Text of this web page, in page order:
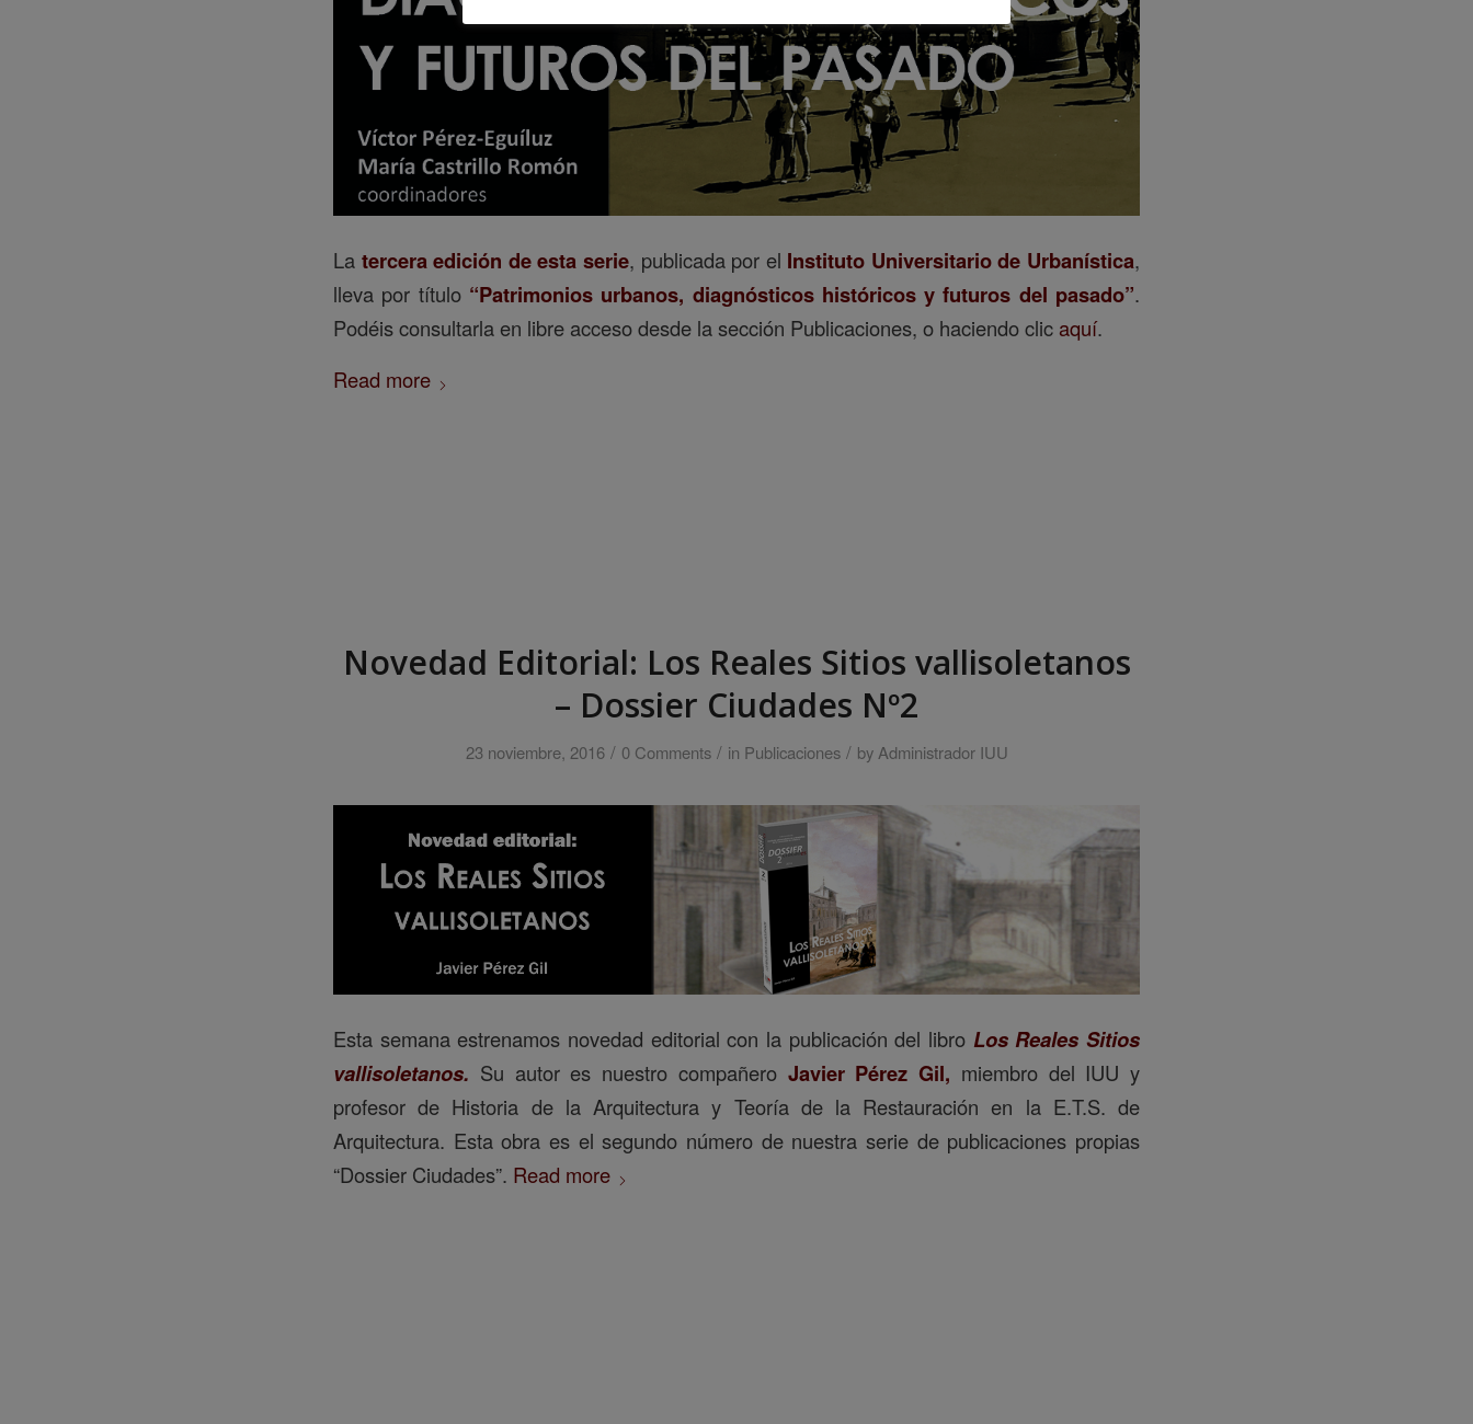
La tercera edición de esta serie, publicada por el Instituto Universitario de Urbanística,
lleva por título “Patrimonios urbanos, diagnósticos históricos y futuros del pasado”.
Podéis consultarla en libre acceso desde la sección Publicaciones, o haciendo clic aquí.
Read more
Novedad Editorial: Los Reales Sitios vallisoletanos
– Dossier Ciudades Nº2
23 noviembre, 2016 / 0 Comments / in Publicaciones / by Administrador IUU
Esta semana estrenamos novedad editorial con la publicación del libro Los Reales Sitios
vallisoletanos. Su autor es nuestro compañero Javier Pérez Gil, miembro del IUU y
profesor de Historia de la Arquitectura y Teoría de la Restauración en la E.T.S. de
Arquitectura. Esta obra es el segundo número de nuestra serie de publicaciones propias
“Dossier Ciudades”. Read more